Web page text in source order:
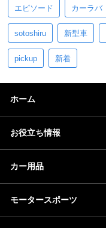
エピソード カーラバ
sotoshiru 新型車
pickup 新着
ホーム
お役立ち情報
カー用品
モータースポーツ